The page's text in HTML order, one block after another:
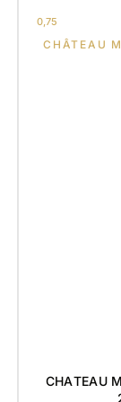
0,75
CHÂTEAU
CHATEAU